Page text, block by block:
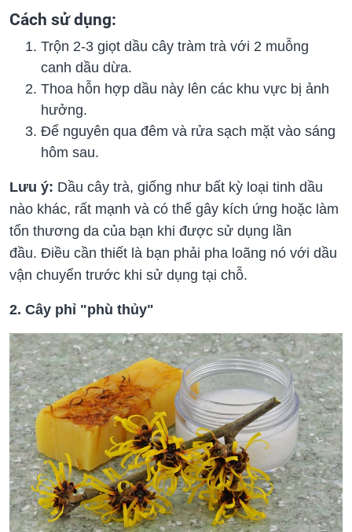
Cách sử dụng:
Trộn 2-3 giọt dầu cây tràm trà với 2 muỗng
canh dầu dừa.
Thoa hỗn hợp dầu này lên các khu vực bị ảnh
hưởng.
Để nguyên qua đêm và rửa sạch mặt vào sáng
hôm sau.
Lưu ý: Dầu cây trà, giống như bất kỳ loại tinh dầu
nào khác, rất mạnh và có thể gây kích ứng hoặc làm
tổn thương da của bạn khi được sử dụng lần
đầu. Điều cần thiết là bạn phải pha loãng nó với dầu
vận chuyển trước khi sử dụng tại chỗ.
2. Cây phỉ "phù thủy"